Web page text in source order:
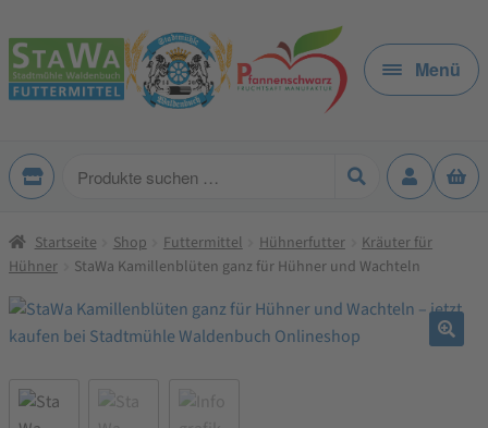
Zur
Navigation
springen
Zum
Inhalt
springen
Menü
Produkte
Startseite Shop Futtermittel Hühnerfutter
Kräuter für
Hühner
StaWa Kamillenblüten ganz für Hühner und Wachteln